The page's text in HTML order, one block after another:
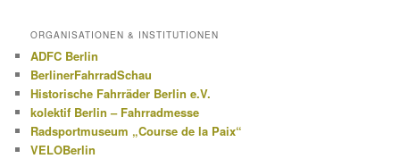
ORGANISATIONEN & INSTITUTIONEN
ADFC Berlin
BerlinerFahrradSchau
Historische Fahrräder Berlin e.V.
kolektif Berlin – Fahrradmesse
Radsportmuseum „Course de la Paix“
VELOBerlin